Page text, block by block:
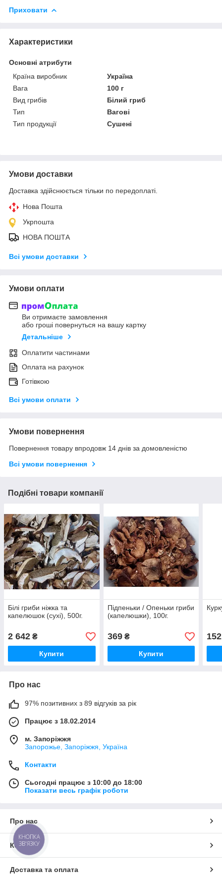
Приховати
Характеристики
Основні атрибути
Країна виробник
Україна
Вага
100 г
Вид грибів
Білий гриб
Тип
Вагові
Тип продукції
Сушені
Умови доставки
Доставка здійснюється тільки по передоплаті.
Нова Пошта
Укрпошта
НОВА ПОШТА
Всі умови доставки
Умови оплати
Ви отримаєте замовлення
або гроші повернуться на вашу картку
Детальніше
Оплатити частинами
Оплата на рахунок
Готівкою
Всі умови оплати
Умови повернення
Повернення товару впродовж 14 днів за домовленістю
Всі умови повернення
Подібні товари компанії
Білі гриби ніжка та
капелюшок (сухі), 500г.
2 642 ₴
Купити
Підпеньки / Опеньки гриби
(капелюшки), 100г.
369₴
Купити
152
Про нас
97% позитивних з 89 відгуків за рік
Працює з 18.02.2014
м. Запоріжжя
Запорожье, Запоріжжя, Україна
Контакти
Сьогодні працює з 10:00 до 18:00
Показати весь графік роботи
Про нас
Контакти
Доставка та оплата
КНОПКА
ЗВ'ЯЗКУ